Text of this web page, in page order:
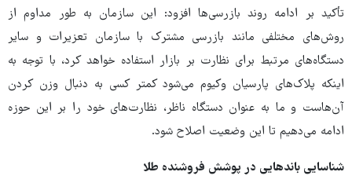
تأکید بر ادامه روند بازرسی‌ها افزود: این سازمان به طور مداوم از
روش‌های مختلفی مانند بازرسی مشترک با سازمان تعزیرات و سایر
دستگاه‌های مرتبط برای نظارت بر بازار استفاده خواهد کرد، با توجه به
اینکه پلاک‌های پارسیان وکیوم می‌شود کمتر کسی به دنبال وزن کردن
آن‌هاست و ما به عنوان دستگاه ناظر، نظارت‌های خود را بر این حوزه
ادامه می‌دهیم تا این وضعیت اصلاح شود.
شناسایی باندهایی در پوشش فروشنده طلا